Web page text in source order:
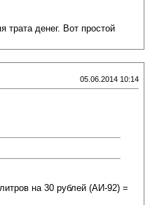
денег. Вот простой
05.06.2014 10:14
на 30 рублей (АИ-92) =